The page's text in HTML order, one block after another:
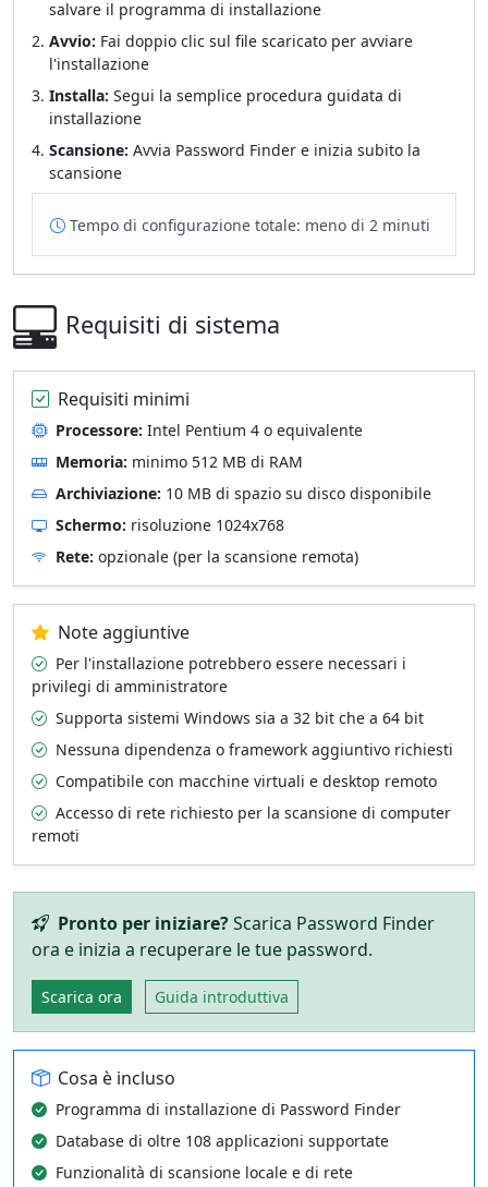
salvare il programma di installazione
Avvio: Fai doppio clic sul file scaricato per avviare
l'installazione
Installa: Segui la semplice procedura guidata di
installazione
Scansione: Avvia Password Finder e inizia subito la
scansione
Tempo di configurazione totale: meno di 2 minuti
Requisiti di sistema
Requisiti minimi
Processore: Intel Pentium 4 o equivalente
Memoria: minimo 512 MB di RAM
Archiviazione: 10 MB di spazio su disco disponibile
Schermo: risoluzione 1024x768
Rete: opzionale (per la scansione remota)
Note aggiuntive
Per l'installazione potrebbero essere necessari i
privilegi di amministratore
Supporta sistemi Windows sia a 32 bit che a 64 bit
Nessuna dipendenza o framework aggiuntivo richiesti
Compatibile con macchine virtuali e desktop remoto
Accesso di rete richiesto per la scansione di computer
remoti
Pronto per iniziare?Scarica Password Finder
ora e inizia a recuperare le tue password.
Scarica ora Guida introduttiva
Cosa è incluso
Programma di installazione di Password Finder
Database di oltre 108 applicazioni supportate
Funzionalità di scansione locale e di rete